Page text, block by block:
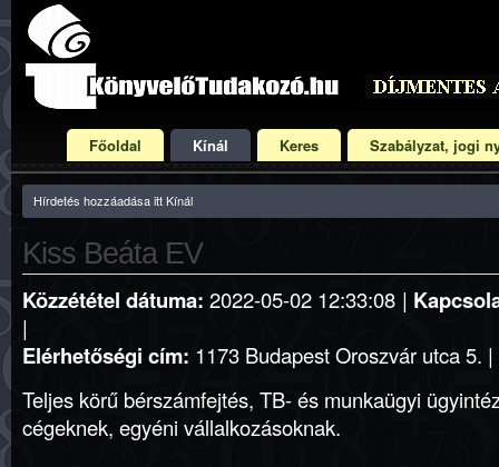
Főoldal Kínál Keres Szabályzat, jogi
Hírdetés hozzáadása itt Kínál
Kiss Beáta EV
Közzététel dátuma: 2022-05-02 12:33:08 |
|
Elérhetőségi cím: 1173 Budapest Oroszvár utca 5.
Teljes körű bérszámfejtés, TB- és munkaügyi
cégeknek, egyéni vállalkozásoknak.